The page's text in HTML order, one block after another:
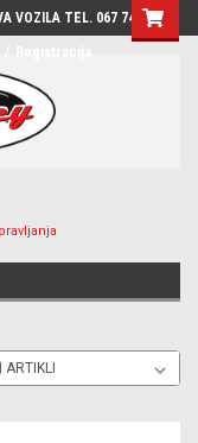
VOZILA TEL. 067 7444-780